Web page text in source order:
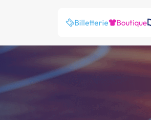
Billetterie Boutique